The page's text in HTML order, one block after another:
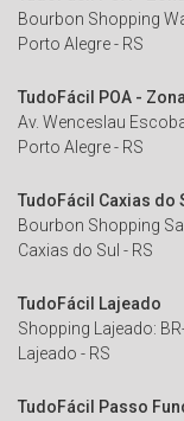
Bourbon Shopping
Porto Alegre - RS
TudoFácil POA -
Av. Wenceslau
Porto Alegre - RS
TudoFácil Caxias do
Bourbon Shopping
Caxias do Sul - RS
TudoFácil Lajeado
Shopping Lajeado:
Lajeado - RS
TudoFácil Passo